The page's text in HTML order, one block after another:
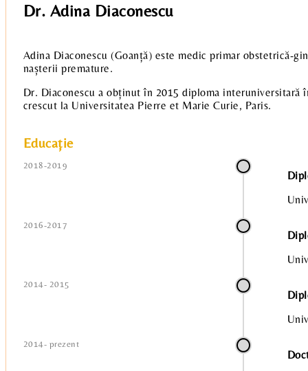
Dr. Adina Diaconescu
Adina Diaconescu (Goanță) este medic primar obstetrică-
nașterii premature.
Dr. Diaconescu a obținut în 2015 diploma interuniversitară
crescut la Universitatea Pierre et Marie Curie, Paris.
Educație
2018-2019
2016-2017
2014- 2015
2014- prezent